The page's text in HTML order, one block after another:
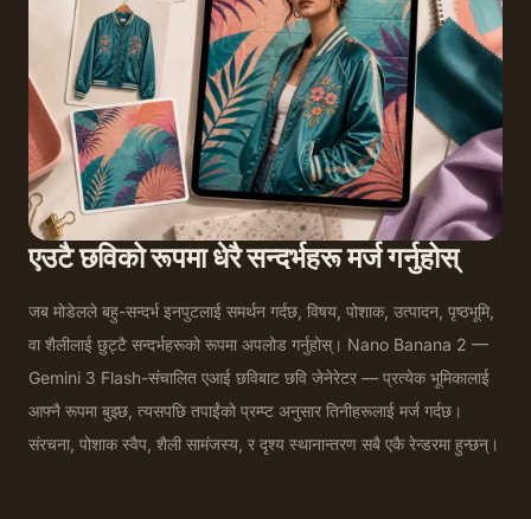
एउटै छविको रूपमा धेरै सन्दर्भहरू मर्ज गर्नुहोस्
जब मोडेलले बहु-सन्दर्भ इनपुटलाई समर्थन गर्दछ, विषय, पोशाक, उत्पादन, पृष्ठभूमि,
वा शैलीलाई छुट्टै सन्दर्भहरूको रूपमा अपलोड गर्नुहोस्। Nano Banana 2 —
Gemini 3 Flash-संचालित एआई छविबाट छवि जेनेरेटर — प्रत्येक भूमिकालाई
आफ्नै रूपमा बुझ्छ, त्यसपछि तपाईंको प्रम्प्ट अनुसार तिनीहरूलाई मर्ज गर्दछ।
संरचना, पोशाक स्वैप, शैली सामंजस्य, र दृश्य स्थानान्तरण सबै एकै रेन्डरमा हुन्छन्।